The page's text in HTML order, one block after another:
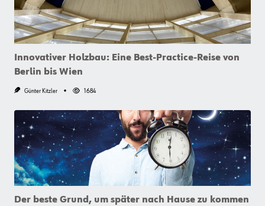
Innovativer Holzbau: Eine Best-Practice-Reise von
Berlin bis Wien
Günter Kitzler 1684
Der beste Grund, um später nach Hause zu kommen